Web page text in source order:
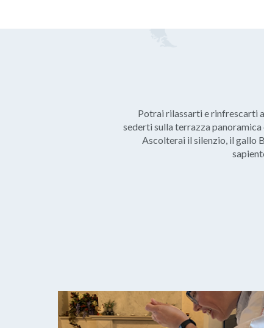
Potrai rilassarti e rinfrescarti
sederti sulla terrazza
Ascolterai il silenzio, il gallo